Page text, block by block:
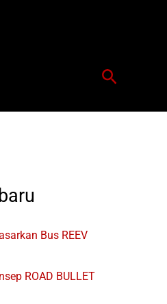
Cari
Bus REEV
ROAD BULLET